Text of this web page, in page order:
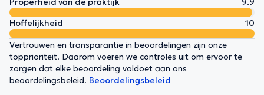
Hoffelijkheid
10
Vertrouwen en transparantie in beoordelingen zijn onze
topprioriteit. Daarom voeren we controles uit om ervoor te
zorgen dat elke beoordeling voldoet aan ons
beoordelingsbeleid. Beoordelingsbeleid